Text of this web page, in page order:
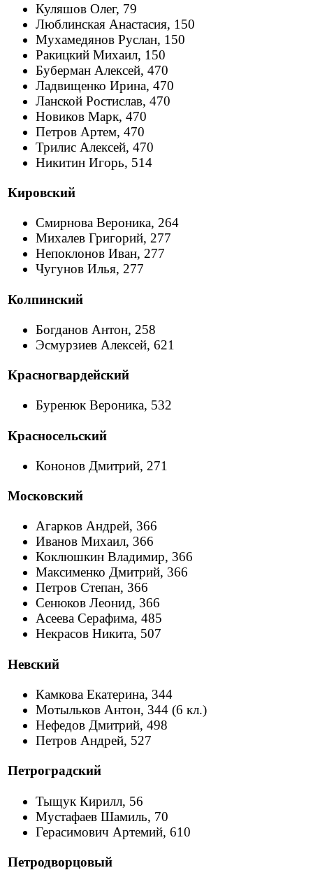
Куляшов Олег, 79
Люблинская Анастасия, 150
Мухамедянов Руслан, 150
Ракицкий Михаил, 150
Буберман Алексей, 470
Ладвищенко Ирина, 470
Ланской Ростислав, 470
Новиков Марк, 470
Петров Артем, 470
Трилис Алексей, 470
Никитин Игорь, 514
Кировский
Смирнова Вероника, 264
Михалев Григорий, 277
Непоклонов Иван, 277
Чугунов Илья, 277
Колпинский
Богданов Антон, 258
Эсмурзиев Алексей, 621
Красногвардейский
Буренюк Вероника, 532
Красносельский
Кононов Дмитрий, 271
Московский
Агарков Андрей, 366
Иванов Михаил, 366
Коклюшкин Владимир, 366
Максименко Дмитрий, 366
Петров Степан, 366
Сенюков Леонид, 366
Асеева Серафима, 485
Некрасов Никита, 507
Невский
Камкова Екатерина, 344
Мотыльков Антон, 344 (6 кл.)
Нефедов Дмитрий, 498
Петров Андрей, 527
Петроградский
Тыщук Кирилл, 56
Мустафаев Шамиль, 70
Герасимович Артемий, 610
Петродворцовый